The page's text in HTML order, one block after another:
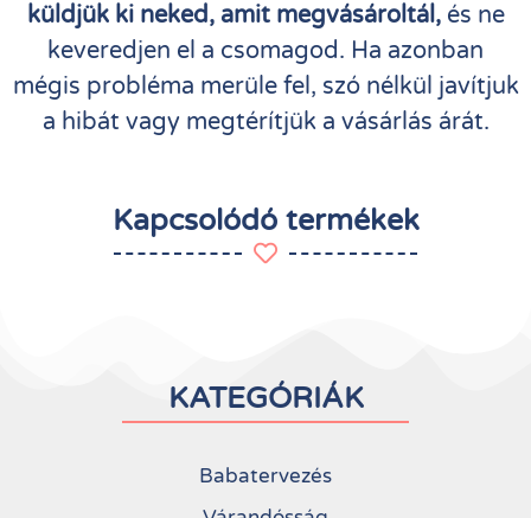
küldjük ki neked, amit megvásároltál, és ne
keveredjen el a csomagod. Ha azonban
mégis probléma merüle fel, szó nélkül javítjuk
a hibát vagy megtérítjük a vásárlás árát.
Kapcsolódó termékek
KATEGÓRIÁK
Babatervezés